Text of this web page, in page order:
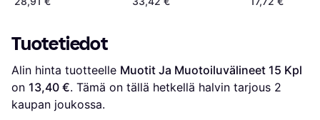
Veistämiseen
Tuotetiedot
Alin hinta tuotteelle Muotit Ja Muotoiluvälineet 15 Kpl
on 13,40 €. Tämä on tällä hetkellä halvin tarjous 2
kaupan joukossa.